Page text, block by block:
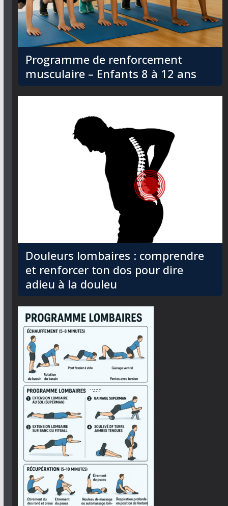
Programme de renforcement
musculaire – Enfants 8 à 12 ans
Douleurs lombaires : comprendre
et renforcer ton dos pour dire
adieu à la douleu